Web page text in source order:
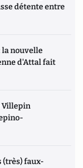
détente entre
la nouvelle
d'Attal fait
Villepin
(très) faux-